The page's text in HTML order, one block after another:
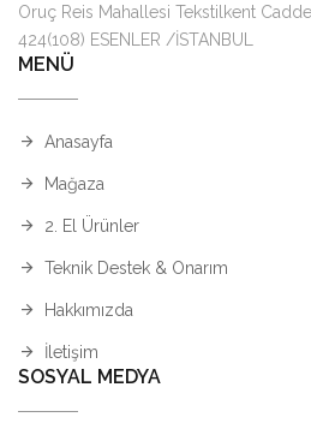
Oruç Reis Mahallesi Tekstilkent
424(108) ESENLER /İSTANBUL
MENÜ
Anasayfa
Mağaza
2. El Ürünler
Teknik Destek & Onarım
Hakkımızda
İletişim
SOSYAL MEDYA